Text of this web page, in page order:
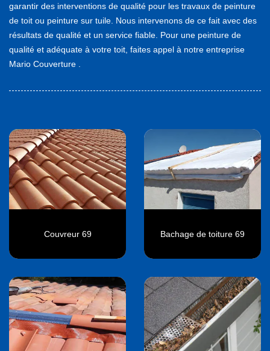
garantir des interventions de qualité pour les travaux de peinture
de toit ou peinture sur tuile. Nous intervenons de ce fait avec des
résultats de qualité et un service fiable. Pour une peinture de
qualité et adéquate à votre toit, faites appel à notre entreprise
Mario Couverture .
Couvreur 69 Bachage de toiture 69